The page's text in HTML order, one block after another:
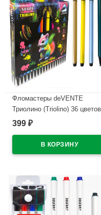
Фломастеры deVENTE
Триолино (Triolino) 36 цветов
трехгранные картонная
399 ₽